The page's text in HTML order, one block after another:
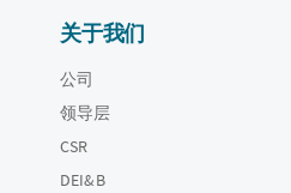
关于我们
公司
领导层
CSR
DEI&B